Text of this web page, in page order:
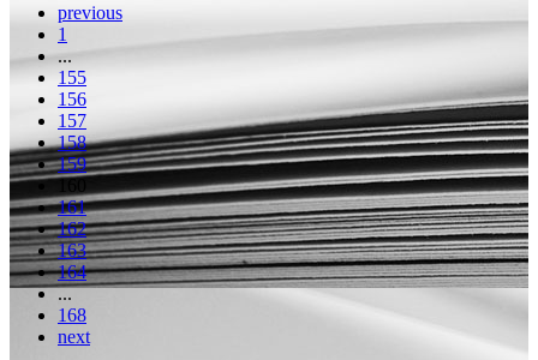
previous
1
...
155
156
157
158
159
160
161
162
163
164
...
168
next